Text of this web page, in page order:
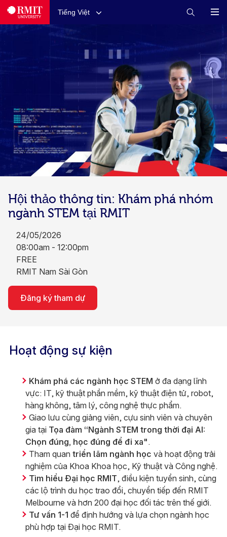
Tiếng Việt
Hội thảo thông tin: Khám phá nhóm
ngành STEM tại RMIT
24/05/2026
08:00am - 12:00pm
FREE
RMIT Nam Sài Gòn
Đăng ký tham dự
Hoạt động sự kiện
Khám phá các ngành học STEM ở đa dạng lĩnh
vực: IT, kỹ thuật phần mềm, kỹ thuật điện tử, robot,
hàng không, tâm lý, công nghệ thực phẩm.
Giao lưu cùng giảng viên, cựu sinh viên và chuyên
gia tại Tọa đàm “Ngành STEM trong thời đại AI:
Chọn đúng, học đúng để đi xa".
Tham quantriển lãm ngành họcvà hoạt động trải
nghiệm của Khoa Khoa học, Kỹ thuật và Công nghệ.
Tìm hiểu Đại học RMIT, điều kiện tuyển sinh, cùng
các lộ trình du học trao đổi, chuyển tiếp đến RMIT
Melbourne và hơn 200 đại học đối tác trên thế giới.
Tư vấn 1-1 để định hướng và lựa chọn ngành học
phù hợp tại Đại học RMIT.